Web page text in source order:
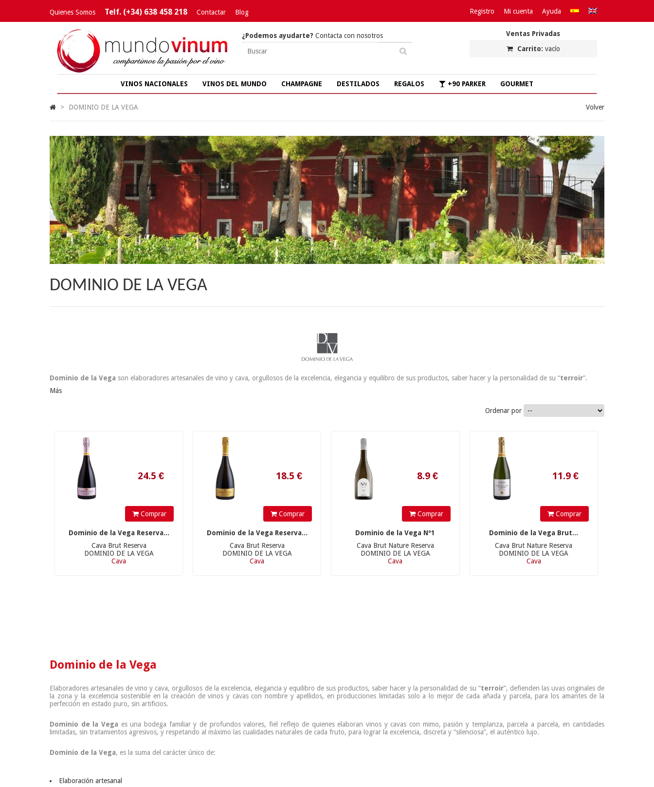
Quienes Somos Telf. (+34) 638 458 218 Contactar Blog Registro Mi cuenta Ayuda
Ventas Privadas
Carrito: vacío
¿Podemos ayudarte? Contacta con nosotros
VINOS NACIONALES VINOS DEL MUNDO CHAMPAGNE DESTILADOS REGALOS +90 PARKER GOURMET
> DOMINIO DE LA VEGA Volver
DOMINIO DE LA VEGA
Dominio de la Vega son elaboradores artesanales de vino y cava, orgullosos de la excelencia, elegancia y equilibro de sus productos, saber hacer y la personalidad de su “terroir”.
Más
Ordenar por
Comprar
Dominio de la Vega Reserva...
Cava Brut Reserva
DOMINIO DE LA VEGA
Cava
Comprar
Dominio de la Vega Reserva...
Cava Brut Reserva
DOMINIO DE LA VEGA
Cava
Comprar
Dominio de la Vega Nº1
Cava Brut Nature Reserva
DOMINIO DE LA VEGA
Cava
Comprar
Dominio de la Vega Brut...
Cava Brut Nature Reserva
DOMINIO DE LA VEGA
Cava
Dominio de la Vega
Elaboradores artesanales de vino y cava, orgullosos de la excelencia, elegancia y equilibro de sus productos, saber hacer y la personalidad de su “terroir”, defienden las uvas originales de
la zona y la excelencia sostenible en la creación de vinos y cavas con nombre y apellidos, en producciones limitadas solo a lo mejor de cada añada y parcela, para los amantes de la
perfección en estado puro, sin artificios.
Dominio de la Vega es una bodega familiar y de profundos valores, fiel reflejo de quienes elaboran vinos y cavas con mimo, pasión y templanza, parcela a parcela, en cantidades
limitadas, sin tratamientos agresivos, y respetando al máximo las cualidades naturales de cada fruto, para lograr la excelencia, discreta y “silenciosa”, el auténtico lujo.
Dominio de la Vega, es la suma del carácter único de:
Elaboración artesanal